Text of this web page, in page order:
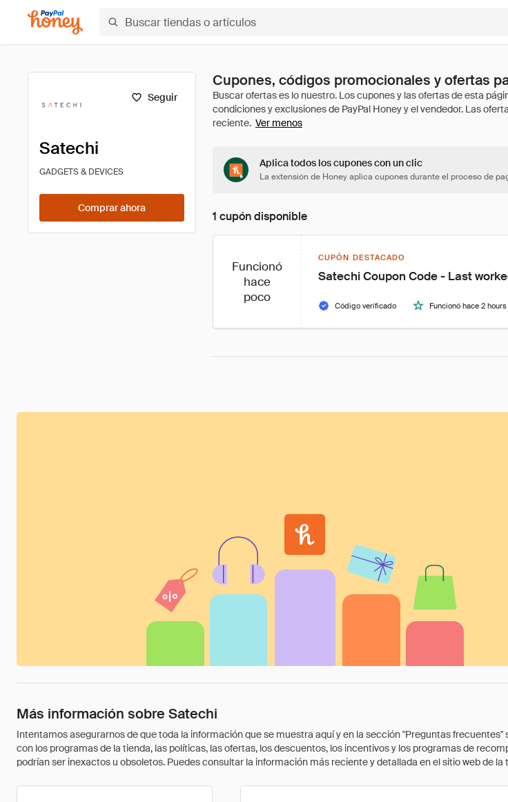
Seguir
Satechi
GADGETS & DEVICES
Comprar ahora
Cupones, códigos promocionales y ofertas
Ver menos
Aplica todos los cupones con un clic
La extensión de Honey aplica cupones durante el proceso de
1 cupón disponible
Funcionó
hace
poco
CUPÓN DESTACADO
Satechi Coupon Code - Last
Código verificado Funcionó hace 2 hours
Más información sobre Satechi
Intentamos asegurarnos de que toda la información que se muestra aquí y en la sección "Preguntas
con los programas de la tienda, las políticas, las ofertas, los descuentos, los incentivos y los programas de
podrían ser inexactos u obsoletos. Puedes consultar la información más reciente y detallada en el sitio web de la